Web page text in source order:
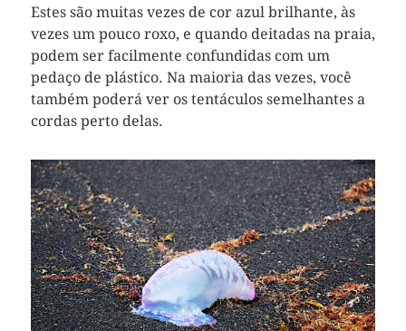
Estes são muitas vezes de cor azul brilhante, às
vezes um pouco roxo, e quando deitadas na praia,
podem ser facilmente confundidas com um
pedaço de plástico. Na maioria das vezes, você
também poderá ver os tentáculos semelhantes a
cordas perto delas.